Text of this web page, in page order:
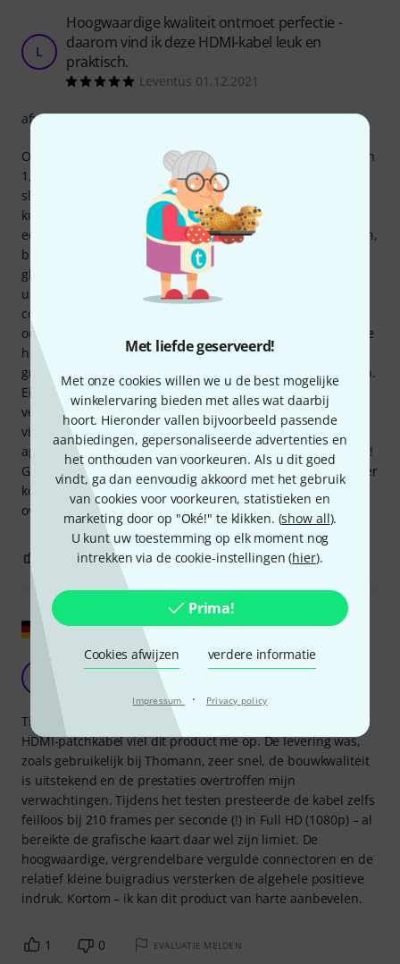
Met liefde geserveerd!
Met onze cookies willen we u de best mogelijke
winkelervaring bieden met alles wat daarbij
hoort. Hieronder vallen bijvoorbeeld passende
aanbiedingen, gepersonaliseerde advertenties en
het onthouden van voorkeuren. Als u dit goed
vindt, ga dan eenvoudig akkoord met het gebruik
van cookies voor voorkeuren, statistieken en
marketing door op "Oké!" te klikken. (show all).
U kunt uw toestemming op elk moment nog
intrekken via de cookie-instellingen (hier).
Prima!
Cookies afwijzen verdere informatie
Impressum · Privacy policy
L
Hoogwaardige kwaliteit ontmoet perfectie -
daarom vind ik deze HDMI-kabel leuk en
praktisch.
Leventus 01.12.2021
Om te beginnen: ik gebruikte voorheen een HDMI-kabel van
1,5 meter om mijn camera op een externe monitor aan te
sluiten. Afstand: maximaal 20 cm! Je had de extra lengte
kunnen gebruiken om een kind te laten schommelen. Dus:
een nieuwe, kortere kabel was nodig! Ik ging naar Thomann,
bestelde hem, hij kwam binnen, ik pakte hem uit en
glimlachte! Deze schattige kabel van 50 cm ziet er zo klein
uit in mijn hand, maar hij voelt ongelooflijk stevig aan. De
connectoren zijn extra veilig, zodat je de kabel er niet per
ongeluk uittrekt, en hij blijft stevig op zijn plaats, zelfs als je
hem een beetje wilt buigen. Normaal moet ik de kabel 270
graden draaien om de camera op de monitor aan te sluiten.
Eindelijk een eenvoudige manier om een signaal te
verzenden – fantastisch! Een absolute aanrader! Of je nu
videoproducent bent of gewoon 40 cm afstand tussen je
apparatuur nodig hebt – je kunt op dit product vertrouwen!
Geweldige prestaties, een perfecte prijs, ik zou hem zo weer
kopen. Mijn verwachtingen werden ruimschoots
overtroffen. Koop hem!
afwerking
0 EVALUATIE MELDEN
Origineel tonen
Hoogwaardige patchkabel voor HDMI
Pyro 22.03.2017
Tijdens mijn zoektocht naar een korte maar hoogwaardige
HDMI-patchkabel viel dit product me op. De levering was,
zoals gebruikelijk bij Thomann, zeer snel, de bouwkwaliteit
is uitstekend en de prestaties overtroffen mijn
verwachtingen. Tijdens het testen presteerde de kabel zelfs
feilloos bij 210 frames per seconde (!) in Full HD (1080p) – al
bereikte de grafische kaart daar wel zijn limiet. De
hoogwaardige, vergrendelbare vergulde connectoren en de
relatief kleine buigradius versterken de algehele positieve
indruk. Kortom – ik kan dit product van harte aanbevelen.
1 0 EVALUATIE MELDEN